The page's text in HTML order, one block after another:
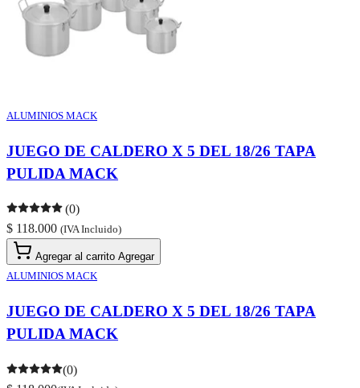
ALUMINIOS MACK
JUEGO DE CALDERO X 5 DEL 18/26 TAPA
PULIDA MACK
(0)
$ 118.000 (IVA Incluido)
Agregar al carrito Agregar
ALUMINIOS MACK
JUEGO DE CALDERO X 5 DEL 18/26 TAPA
PULIDA MACK
(0)